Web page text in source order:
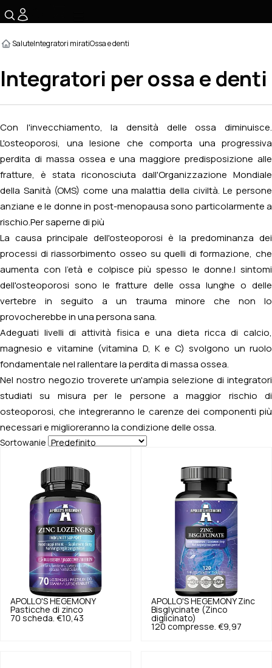
SaluteIntegratori miratiOssa e denti
Integratori per ossa e denti
Con l'invecchiamento, la densità delle ossa diminuisce.
L'osteoporosi, una lesione che comporta una progressiva
perdita di massa ossea e una maggiore predisposizione alle
fratture, è stata riconosciuta dall'Organizzazione Mondiale
della Sanità (OMS) come una malattia della civiltà. Le persone
anziane e le donne in post-menopausa sono particolarmente a
rischio. Per saperne di più
La causa principale dell'osteoporosi è la predominanza dei
processi di riassorbimento osseo su quelli di formazione, che
aumenta con l'età e colpisce più spesso le donne.I sintomi
dell'osteoporosi sono le fratture delle ossa lunghe o delle
vertebre in seguito a un trauma minore che non lo
provocherebbe in una persona sana.
Adeguati livelli di attività fisica e una dieta ricca di calcio,
magnesio e vitamine (vitamina D, K e C) svolgono un ruolo
fondamentale nel rallentare la perdita di massa ossea.
Nel nostro negozio troverete un'ampia selezione di integratori
studiati su misura per le persone a maggior rischio di
osteoporosi, che integreranno le carenze dei componenti più
necessari e miglioreranno la condizione delle ossa.
Sortowanie
APOLLO'S HEGEMONY
Pasticche di zinco
70 scheda. €10,43
APOLLO'S HEGEMONY Zinc
Bisglycinate (Zinco
diglicinato)
120 compresse. €9,97